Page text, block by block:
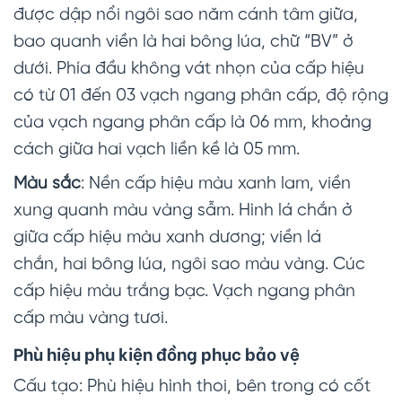
được dập nổi ngôi sao năm cánh tâm giữa,
bao quanh viền là hai bông lúa, chữ “BV” ở
dưới. Phía đầu không vát nhọn của cấp hiệu
có từ 01 đến 03 vạch ngang phân cấp, độ rộng
của vạch ngang phân cấp là 06 mm, khoảng
cách giữa hai vạch liền kề là 05 mm.
Màu sắc: Nền cấp hiệu màu xanh lam, viền
xung quanh màu vàng sẫm. Hình lá chắn ở
giữa cấp hiệu màu xanh dương; viền lá
chắn, hai bông lúa, ngôi sao màu vàng. Cúc
cấp hiệu màu trắng bạc. Vạch ngang phân
cấp màu vàng tươi.
Phù hiệu phụ kiện đồng phục bảo vệ
Cấu tạo: Phù hiệu hình thoi, bên trong có cốt